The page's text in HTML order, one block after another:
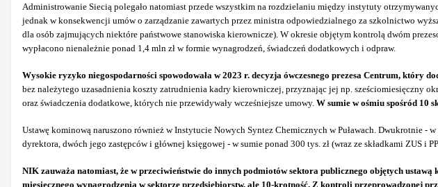
Administrowanie Siecią polegało natomiast przede wszystkim na rozdzielaniu między instytuty
jednak w konsekwencji umów o zarządzanie zawartych przez ministra odpowiedzialnego za szkolnictwo
dla osób zajmujących niektóre państwowe stanowiska kierownicze). W okresie objętym kontrolą dwóm
wypłacono nienależnie ponad 1,4 mln zł w formie wynagrodzeń, świadczeń dodatkowych i odpraw.
Wysokie ryzyko niegospodarności spowodowała w 2023 r. decyzja ówczesnego prezesa Centrum, który
bez należytego uzasadnienia koszty zatrudnienia kadry kierowniczej, przyznając jej np. sześciomiesięczny
oraz świadczenia dodatkowe, których nie przewidywały wcześniejsze umowy. W sumie w ośmiu spośród 10
Ustawę kominową naruszono również w Instytucie Nowych Syntez Chemicznych w Puławach. Dwukrotnie -
dyrektora, dwóch jego zastępców i głównej księgowej - w sumie ponad 300 tys. zł (wraz ze składkami ZUS i
NIK zauważa natomiast, że w przeciwieństwie do innych podmiotów sektora publicznego objętych
miesięcznego wynagrodzenia w sektorze przedsiębiorstw, ale 10-krotność. Z kontroli przeprowadzonej